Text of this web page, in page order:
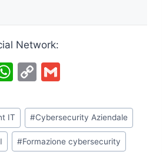
Network:
W
at
s
A
C
p
y
Li
ai
l
IT #Cybersecurity Aziendale
#Formazione cybersecurity